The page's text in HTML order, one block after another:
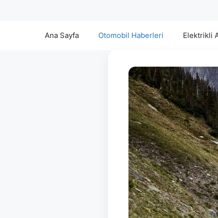
Ana Sayfa Otomobil Haberleri Elektrikli